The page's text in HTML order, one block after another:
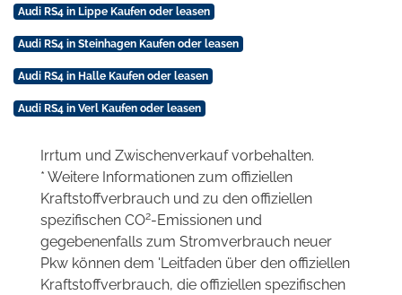
Audi RS4 in Lippe Kaufen oder leasen
Audi RS4 in Steinhagen Kaufen oder leasen
Audi RS4 in Halle Kaufen oder leasen
Audi RS4 in Verl Kaufen oder leasen
Irrtum und Zwischenverkauf vorbehalten.
* Weitere Informationen zum offiziellen
Kraftstoffverbrauch und zu den offiziellen
spezifischen CO2-Emissionen und
gegebenenfalls zum Stromverbrauch neuer
Pkw können dem 'Leitfaden über den offiziellen
Kraftstoffverbrauch, die offiziellen spezifischen